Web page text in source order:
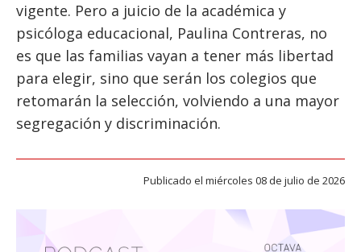
FUNCIONARIOS
EGRESADOS
vigente. Pero a juicio de la académica y
psicóloga educacional, Paulina Contreras, no
es que las familias vayan a tener más libertad
para elegir, sino que serán los colegios que
retomarán la selección, volviendo a una mayor
segregación y discriminación.
Publicado el miércoles 08 de julio de 2026